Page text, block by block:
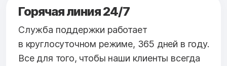
Горячая линия 24/7
Служба поддержки работает
в круглосуточном режиме, 365 дней в году.
Все для того, чтобы наши клиенты всегда